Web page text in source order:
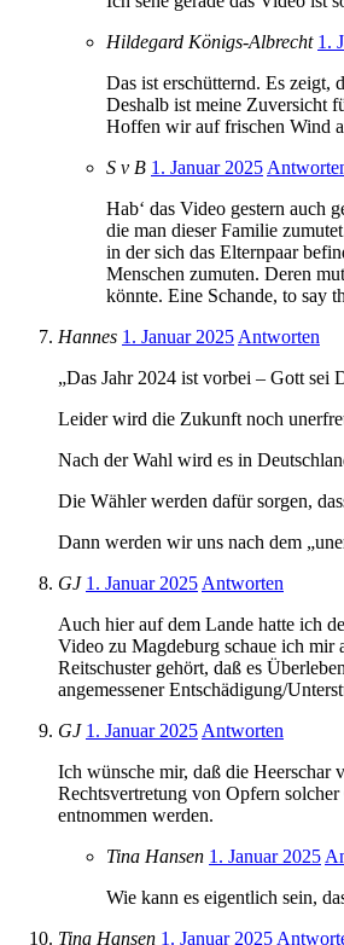
Hildegard Königs-Albrecht 1.
Das ist erschütternd. Es zeigt,
Deshalb ist meine Zuversicht
Hoffen wir auf frischen Wind
S v B 1. Januar 2025
Hab‘ das Video gestern auch
die man dieser Familie
in der sich das Elternpaar
Menschen zumuten. Deren
könnte. Eine Schande, to say
Hannes 1. Januar 2025 Antworten
„Das Jahr 2024 ist vorbei – Gott sei
Leider wird die Zukunft noch
Nach der Wahl wird es in
Die Wähler werden dafür sorgen,
Dann werden wir uns nach dem
GJ 1. Januar 2025 Antworten
Auch hier auf dem Lande hatte ich
Video zu Magdeburg schaue ich
Reitschuster gehört, daß es
angemessener Entschädigung/
GJ 1. Januar 2025 Antworten
Ich wünsche mir, daß die Heerschar
Rechtsvertretung von Opfern
entnommen werden.
Tina Hansen 1. Januar 2025
Wie kann es eigentlich sein,
Tina Hansen 1. Januar 2025